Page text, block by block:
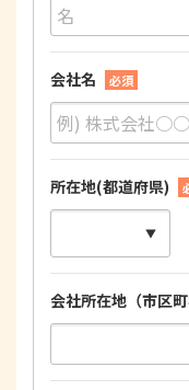
会社名 必須
所在地(都道府県)
会社所在地（市区町